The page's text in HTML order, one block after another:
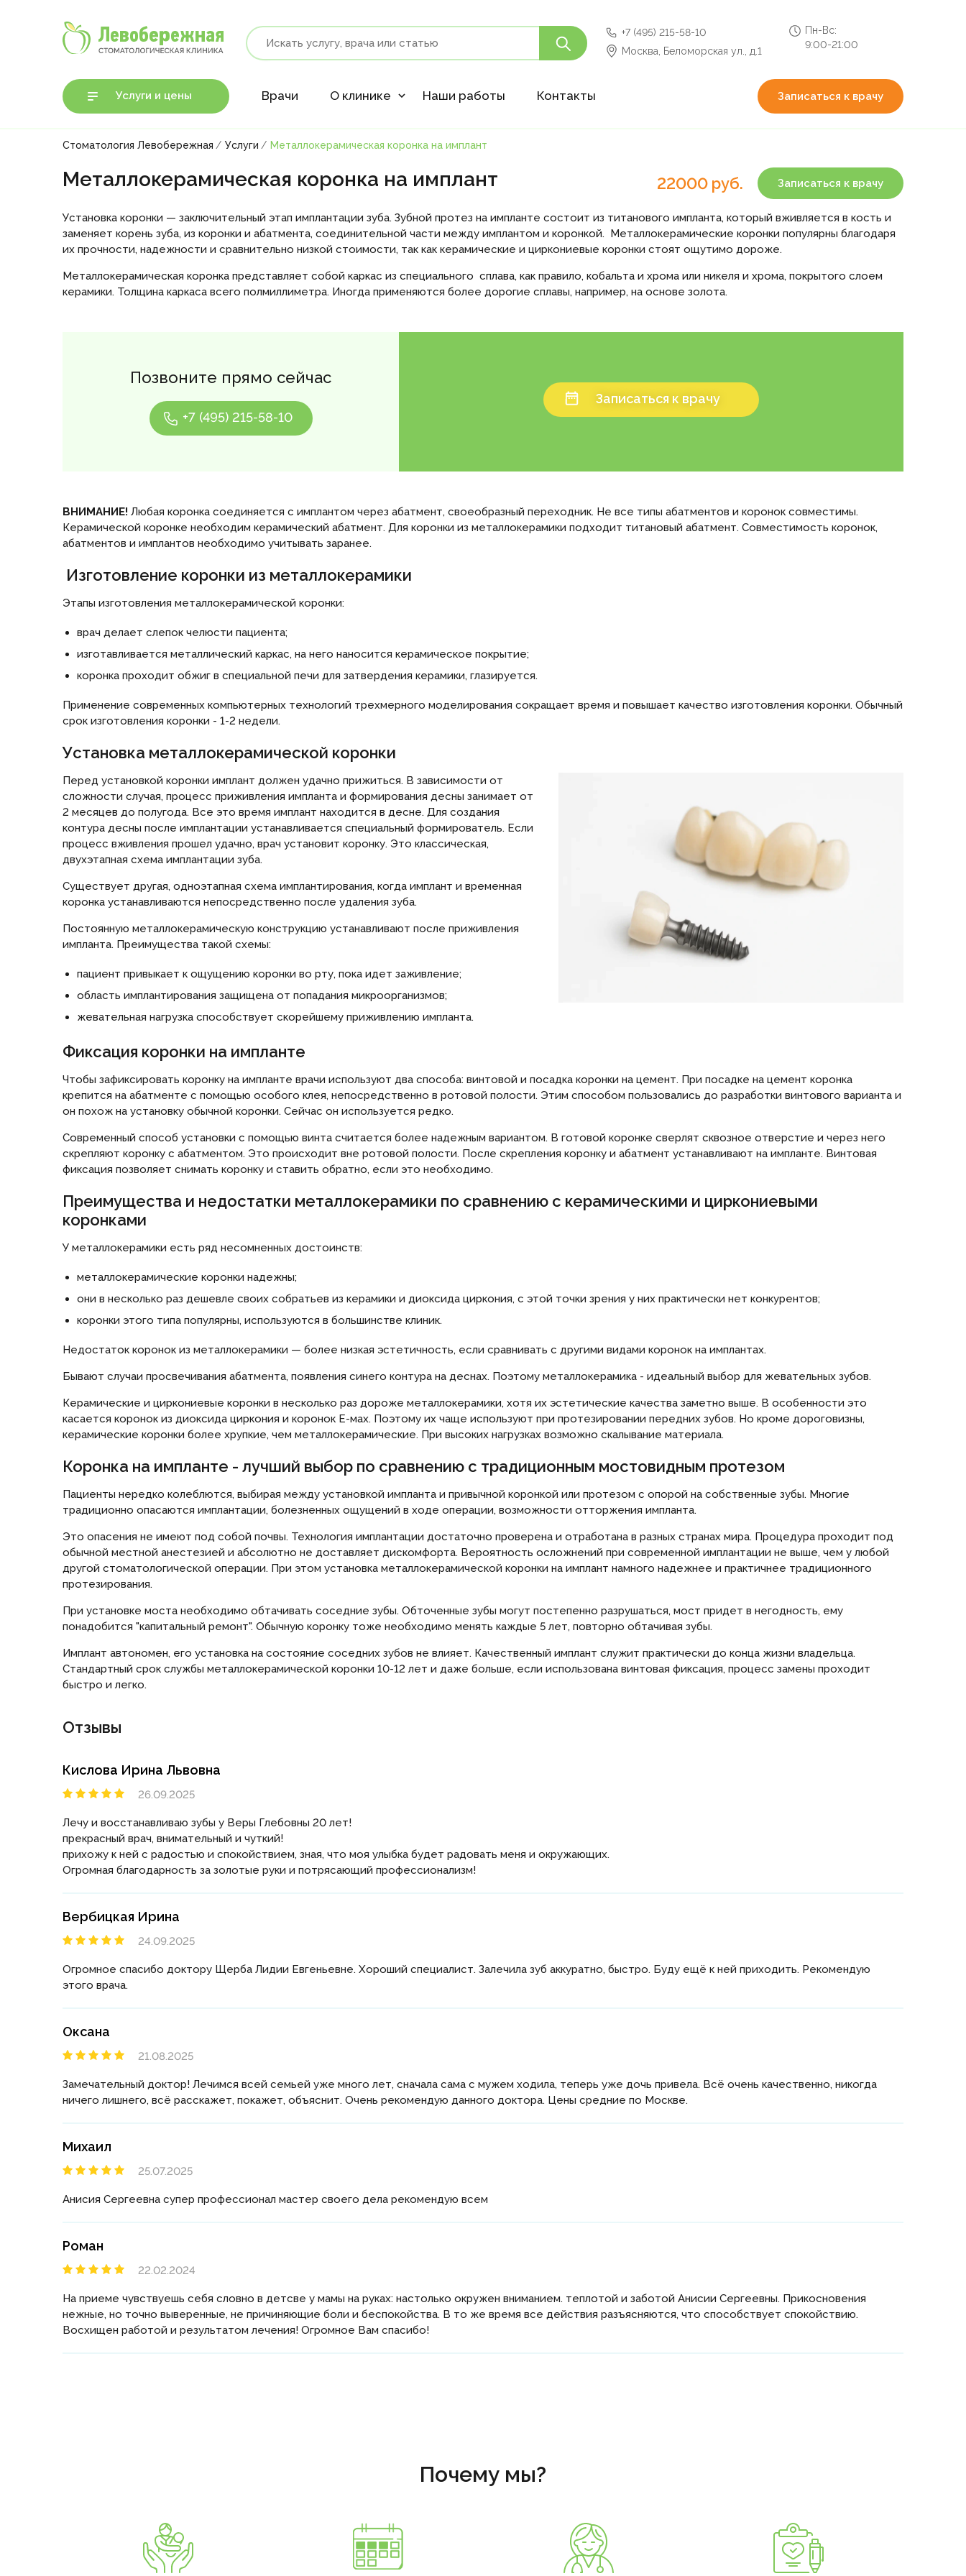
+7 (495) 215-58-10
Москва, Беломорская ул., д.1
Пн-Вс:
9:00-21:00
Услуги и цены Врачи О клинике Наши работы Контакты Записаться к врачу
Стоматология Левобережная Услуги Металлокерамическая коронка на имплант
Металлокерамическая коронка на имплант 22000 руб. Записаться к врачу
Установка коронки — заключительный этап имплантации зуба. Зубной протез на импланте состоит из титанового импланта, который вживляется в кость и
заменяет корень зуба, из коронки и абатмента, соединительной части между имплантом и коронкой. Металлокерамические коронки популярны благодаря
их прочности, надежности и сравнительно низкой стоимости, так как керамические и циркониевые коронки стоят ощутимо дороже.
Металлокерамическая коронка представляет собой каркас из специального сплава, как правило, кобальта и хрома или никеля и хрома, покрытого слоем
керамики. Толщина каркаса всего полмиллиметра. Иногда применяются более дорогие сплавы, например, на основе золота.
Позвоните прямо сейчас
+7 (495) 215-58-10
Записаться к врачу
ВНИМАНИЕ! Любая коронка соединяется с имплантом через абатмент, своеобразный переходник. Не все типы абатментов и коронок совместимы.
Керамической коронке необходим керамический абатмент. Для коронки из металлокерамики подходит титановый абатмент. Совместимость коронок,
абатментов и имплантов необходимо учитывать заранее.
Изготовление коронки из металлокерамики
Этапы изготовления металлокерамической коронки:
врач делает слепок челюсти пациента;
изготавливается металлический каркас, на него наносится керамическое покрытие;
коронка проходит обжиг в специальной печи для затвердения керамики, глазируется.
Применение современных компьютерных технологий трехмерного моделирования сокращает время и повышает качество изготовления коронки. Обычный
срок изготовления коронки - 1-2 недели.
Установка металлокерамической коронки
Перед установкой коронки имплант должен удачно прижиться. В зависимости от
сложности случая, процесс приживления импланта и формирования десны занимает от
2 месяцев до полугода. Все это время имплант находится в десне. Для создания
контура десны после имплантации устанавливается специальный формирователь. Если
процесс вживления прошел удачно, врач установит коронку. Это классическая,
двухэтапная схема имплантации зуба.
Существует другая, одноэтапная схема имплантирования, когда имплант и временная
коронка устанавливаются непосредственно после удаления зуба.
Постоянную металлокерамическую конструкцию устанавливают после приживления
импланта. Преимущества такой схемы:
пациент привыкает к ощущению коронки во рту, пока идет заживление;
область имплантирования защищена от попадания микроорганизмов;
жевательная нагрузка способствует скорейшему приживлению импланта.
Фиксация коронки на импланте
Чтобы зафиксировать коронку на импланте врачи используют два способа: винтовой и посадка коронки на цемент. При посадке на цемент коронка
крепится на абатменте с помощью особого клея, непосредственно в ротовой полости. Этим способом пользовались до разработки винтового варианта и
он похож на установку обычной коронки. Сейчас он используется редко.
Современный способ установки с помощью винта считается более надежным вариантом. В готовой коронке сверлят сквозное отверстие и через него
скрепляют коронку с абатментом. Это происходит вне ротовой полости. После скрепления коронку и абатмент устанавливают на импланте. Винтовая
фиксация позволяет снимать коронку и ставить обратно, если это необходимо.
Преимущества и недостатки металлокерамики по сравнению с керамическими и циркониевыми
коронками
У металлокерамики есть ряд несомненных достоинств:
металлокерамические коронки надежны;
они в несколько раз дешевле своих собратьев из керамики и диоксида циркония, с этой точки зрения у них практически нет конкурентов;
коронки этого типа популярны, используются в большинстве клиник.
Недостаток коронок из металлокерамики — более низкая эстетичность, если сравнивать с другими видами коронок на имплантах.
Бывают случаи просвечивания абатмента, появления синего контура на деснах. Поэтому металлокерамика - идеальный выбор для жевательных зубов.
Керамические и циркониевые коронки в несколько раз дороже металлокерамики, хотя их эстетические качества заметно выше. В особенности это
касается коронок из диоксида циркония и коронок Е-мах. Поэтому их чаще используют при протезировании передних зубов. Но кроме дороговизны,
керамические коронки более хрупкие, чем металлокерамические. При высоких нагрузках возможно скалывание материала.
Коронка на импланте - лучший выбор по сравнению с традиционным мостовидным протезом
Пациенты нередко колеблются, выбирая между установкой импланта и привычной коронкой или протезом с опорой на собственные зубы. Многие
традиционно опасаются имплантации, болезненных ощущений в ходе операции, возможности отторжения импланта.
Это опасения не имеют под собой почвы. Технология имплантации достаточно проверена и отработана в разных странах мира. Процедура проходит под
обычной местной анестезией и абсолютно не доставляет дискомфорта. Вероятность осложнений при современной имплантации не выше, чем у любой
другой стоматологической операции. При этом установка металлокерамической коронки на имплант намного надежнее и практичнее традиционного
протезирования.
При установке моста необходимо обтачивать соседние зубы. Обточенные зубы могут постепенно разрушаться, мост придет в негодность, ему
понадобится "капитальный ремонт". Обычную коронку тоже необходимо менять каждые 5 лет, повторно обтачивая зубы.
Имплант автономен, его установка на состояние соседних зубов не влияет. Качественный имплант служит практически до конца жизни владельца.
Стандартный срок службы металлокерамической коронки 10-12 лет и даже больше, если использована винтовая фиксация, процесс замены проходит
быстро и легко.
Отзывы
Кислова Ирина Львовна
26.09.2025
Лечу и восстанавливаю зубы у Веры Глебовны 20 лет!
прекрасный врач, внимательный и чуткий!
прихожу к ней с радостью и спокойствием, зная, что моя улыбка будет радовать меня и окружающих.
Огромная благодарность за золотые руки и потрясающий профессионализм!
Вербицкая Ирина
24.09.2025
Огромное спасибо доктору Щерба Лидии Евгеньевне. Хороший специалист. Залечила зуб аккуратно, быстро. Буду ещё к ней приходить. Рекомендую
этого врача.
Оксана
21.08.2025
Замечательный доктор! Лечимся всей семьей уже много лет, сначала сама с мужем ходила, теперь уже дочь привела. Всё очень качественно, никогда
ничего лишнего, всё расскажет, покажет, объяснит. Очень рекомендую данного доктора. Цены средние по Москве.
Михаил
25.07.2025
Анисия Сергеевна супер профессионал мастер своего дела рекомендую всем
Роман
22.02.2024
На приеме чувствуешь себя словно в детсве у мамы на руках: настолько окружен вниманием. теплотой и заботой Анисии Сергеевны. Прикосновения
нежные, но точно выверенные, не причиняющие боли и беспокойства. В то же время все действия разъясняются, что способствует спокойствию.
Восхищен работой и результатом лечения! Огромное Вам спасибо!
Почему мы?